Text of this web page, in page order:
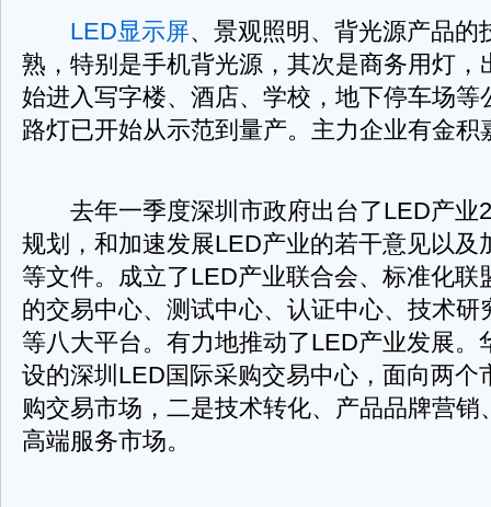
LED显示屏、景观照明、背光源产品的
熟，特别是手机背光源，其次是商务用灯，
始进入写字楼、酒店、学校，地下停车场等
路灯已开始从示范到量产。主力企业有金积
去年一季度深圳市政府出台了LED产业
规划，和加速发展LED产业的若干意见以及
等文件。成立了LED产业联合会、标准化联
的交易中心、测试中心、认证中心、技术研
等八大平台。有力地推动了LED产业发展。
设的深圳LED国际采购交易中心，面向两个
购交易市场，二是技术转化、产品品牌营销
高端服务市场。